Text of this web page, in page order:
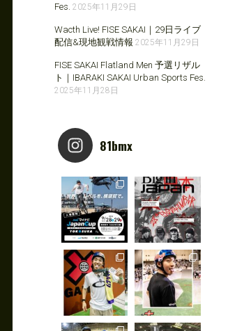
Fes. 2025年11月29日
Wacth Live! FISE SAKAI｜29日ライブ
配信&現地観戦情報 2025年11月29日
FISE SAKAI Flatland Men 予選リザル
ト｜IBARAKI SAKAI Urban Sports Fes.
2025年11月28日
81bmx